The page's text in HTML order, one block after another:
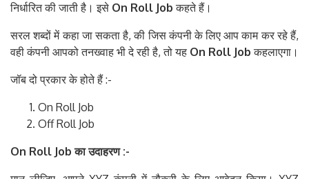
निर्धारित की जाती है। इसे On Roll Jobकहते हैं।
सरल शब्दों में कहा जा सकता है, की जिस कंपनी के लिए आप काम कर रहे हैं,
वही कंपनी आपको तनख्वाह भी दे रही है, तो यह On Roll Job कहलाएगा।
जॉब दो प्रकार के होते हैं :-
On Roll Job
Off Roll Job
On Roll Jobका उदाहरण:-